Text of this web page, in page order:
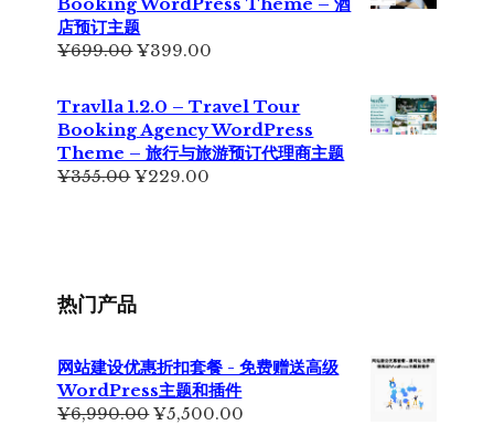
为：
店预订主题
¥699.00原
¥699.00。
¥399.00
格
为：
¥399.00。
Travlla 1.2.0 – Travel Tour
Booking Agency WordPress
Theme – 旅行与旅游预订代理商主题
¥355.00原
¥229.00
热门产品
网站建设优惠折扣套餐 - 免费赠送高级
WordPress主题和插件
¥6,990.00原
¥5,500.00